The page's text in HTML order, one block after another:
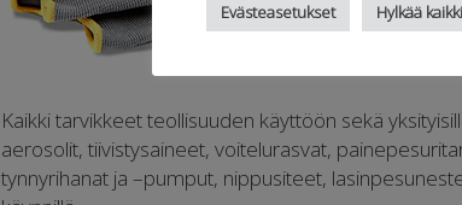
Kaikki tarvikkeet teollisuuden käyttöön sekä
aerosolit, tiivistysaineet, voitelurasvat,
tynnyrihanat ja –pumput, nippusiteet,
Evästeasetukset Hylkää kaikki